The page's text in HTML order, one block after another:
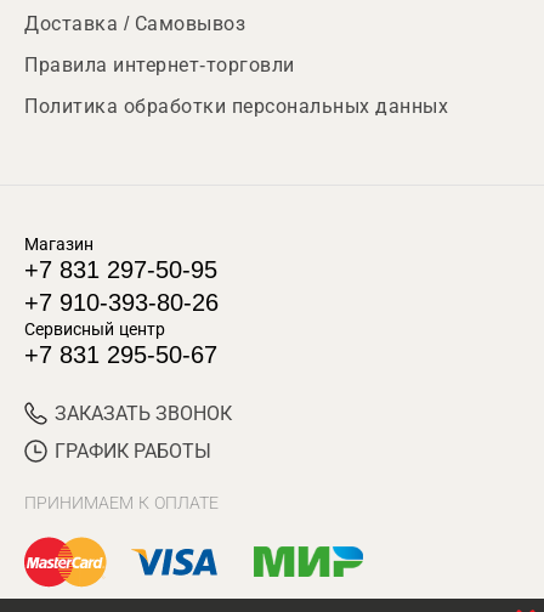
Доставка / Самовывоз
Правила интернет-торговли
Политика обработки персональных данных
Магазин
+7 831 297-50-95
+7 910-393-80-26
Сервисный центр
+7 831 295-50-67
ЗАКАЗАТЬ ЗВОНОК
ГРАФИК РАБОТЫ
ПРИНИМАЕМ К ОПЛАТЕ